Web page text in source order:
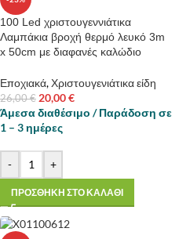
100 Led χριστουγεννιάτικα
Λαμπάκια βροχή θερμό λευκό 3m
x 50cm με διαφανές καλώδιο
Εποχιακά,Χριστουγενιάτικα είδη
26,00€ 20,00€
Άμεσα διαθέσιμο / Παράδοση σε
1 – 3 ημέρες
- +
ΠΡΟΣΘΗΚΗ ΣΤΟ ΚΑΛΑΘΙ